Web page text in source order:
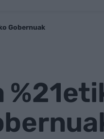
Gobernuak